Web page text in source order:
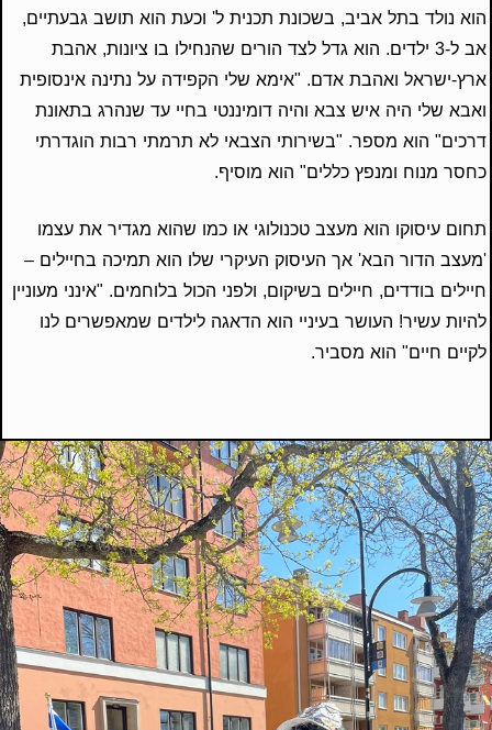
הוא נולד בתל אביב, בשכונת תכנית ל' וכעת הוא תושב גבעתיים,
אב ל-3 ילדים. הוא גדל לצד הורים שהנחילו בו ציונות, אהבת
ארץ-ישראל ואהבת אדם. "אימא שלי הקפידה על נתינה אינסופית
ואבא שלי היה איש צבא והיה דומיננטי בחיי עד שנהרג בתאונת
דרכים" הוא מספר. "בשירותי הצבאי לא תרמתי רבות הוגדרתי
כחסר מנוח ומנפץ כללים" הוא מוסיף.
תחום עיסוקו הוא מעצב טכנולוגי או כמו שהוא מגדיר את עצמו
'מעצב הדור הבא' אך העיסוק העיקרי שלו הוא תמיכה בחיילים –
חיילים בודדים, חיילים בשיקום, ולפני הכול בלוחמים. "אינני מעוניין
להיות עשיר! העושר בעיניי הוא הדאגה לילדים שמאפשרים לנו
לקיים חיים" הוא מסביר.